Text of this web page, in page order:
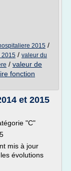
2015 /
2015 / valeur du
/ valeur de
fonction
et 2015
"C"
mis à jour
évolutions